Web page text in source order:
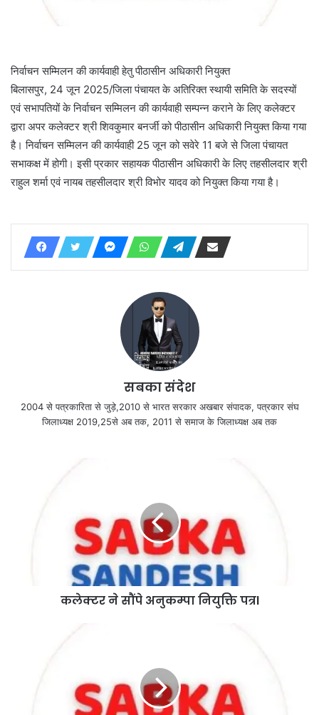
निर्वाचन सम्मिलन की कार्यवाही हेतु पीठासीन अधिकारी नियुक्त
बिलासपुर, 24 जून 2025/जिला पंचायत के अतिरिक्त स्थायी समिति के सदस्यों
एवं सभापतियों के निर्वाचन सम्मिलन की कार्यवाही सम्पन्न कराने के लिए कलेक्टर
द्वारा अपर कलेक्टर श्री शिवकुमार बनर्जी को पीठासीन अधिकारी नियुक्त किया गया
है। निर्वाचन सम्मिलन की कार्यवाही 25 जून को सवेरे 11 बजे से जिला पंचायत
सभाकक्ष में होगी। इसी प्रकार सहायक पीठासीन अधिकारी के लिए तहसीलदार श्री
राहुल शर्मा एवं नायब तहसीलदार श्री विभोर यादव को नियुक्त किया गया है।
सबका संदेश
2004 से पत्रकारिता से जुड़े,2010 से भारत सरकार अखबार संपादक, पत्रकार संघ
जिलाध्यक्ष 2019,25से अब तक, 2011 से समाज के जिलाध्यक्ष अब तक
कलेक्टर ने सौंपे अनुकम्पा नियुक्ति पत्रl